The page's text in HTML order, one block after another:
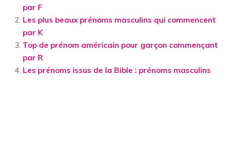
par F
Les plus beaux prénoms masculins qui commencent
par K
Top de prénom américain pour garçon commençant
par R
Les prénoms issus de la Bible : prénoms masculins